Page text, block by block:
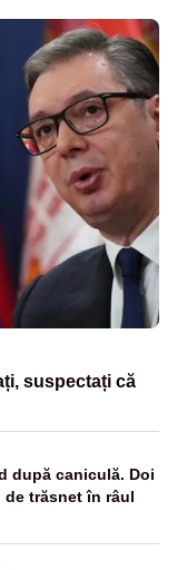
suspectați că
după caniculă. Doi
trăsnet în râul